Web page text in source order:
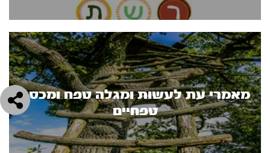
מאמרי עת לעשות ומגלה טפח ומכסה
טפחיים